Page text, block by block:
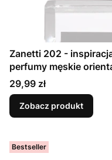
Zanetti 202 -
perfumy męskie
Cena
29,99 zł
Zobacz produkt
Bestseller